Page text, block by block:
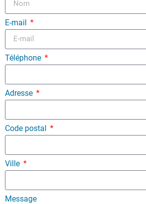
E-mail
Téléphone
Adresse
Code postal
Ville
Message